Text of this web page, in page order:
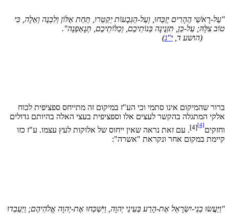
רָאשֵׁי הֶהָרִים יְזַבֵּחוּ, וְעַל-הַגְּבָעוֹת יְקַטֵּרוּ, תַּחַת אַלּוֹן וְלִבְנֶה וְאֵלָה, כִּי
צִלָּהּ; עַל-כֵּן, תִּזְנֶינָה בְּנוֹתֵיכֶם, וְכַלּוֹתֵיכֶם, תְּנָאַפְנָה".
(הושע ד,י"ג )
שהמיקום אינו סתמי וכי הע"ז במיקום זה מתייחס ספציפית לכוח
המתגלה בהקשר לעצים אלו וספציפית בעצי האלה בהיותם גדולים
[4]. עם זאת נראה שאין ייחוס של אלוקות לעץ עצמו. ע"ז כזו
במקום אחר ונקראת "אשרה":
בְנֵי-יִשְׂרָאֵל אֶת-הָרַע בְּעֵינֵי יְהוָה, וַיִּשְׁכְּחוּ אֶת-יְהוָה אֱלֹהֵיהֶם; וַיַּעַבְדוּ